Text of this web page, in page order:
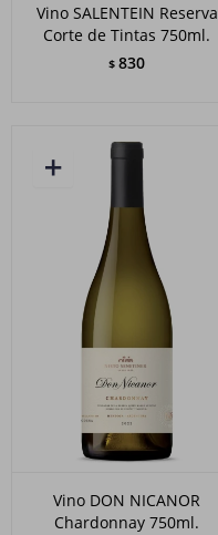
Vino SALENTEIN Reserva
Corte de Tintas 750ml.
$ 830
Vino DON NICANOR
Chardonnay 750ml.